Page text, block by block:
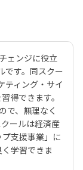
ェンジに役立
です。同スクー
ティング・サイ
得できます。
で、無理なく
ールは経済産
支援事業」に
学習できま